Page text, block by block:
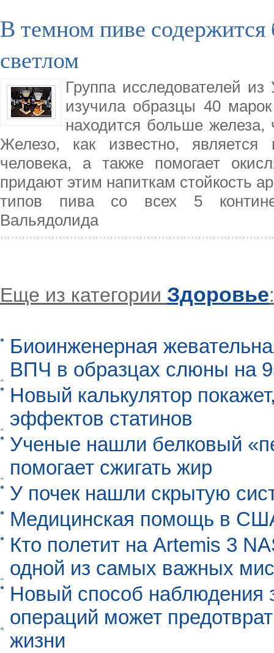
В темном пиве
светлом
Группа исследователей
изучила образцы 40
находится больше железа,
Железо, как известно,
человека, а также помогает
придают этим напиткам стойкость
типов пива со всех 5
Вальядолида
Еще из категории Здоровье:
Биоинженерная
ВПЧ в образцах слюны на
Новый калькулятор
эффектов статинов
Ученые нашли белковый
помогает сжигать жир
У почек нашли скрытую
Медицинская помощь в
Кто полетит на Artemis 3
одной из самых важных
Новый способ наблюдения
операций может
жизни